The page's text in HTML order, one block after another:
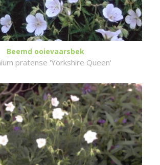
Beemd ooievaarsbek
pratense 'Yorkshire Queen'